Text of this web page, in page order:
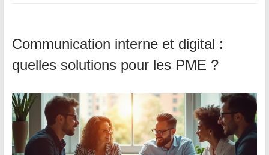
Communication interne et digital :
quelles solutions pour les PME ?